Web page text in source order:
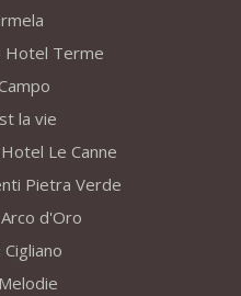
Hotel Terme
la vie
Le Canne
Pietra Verde
d'Oro